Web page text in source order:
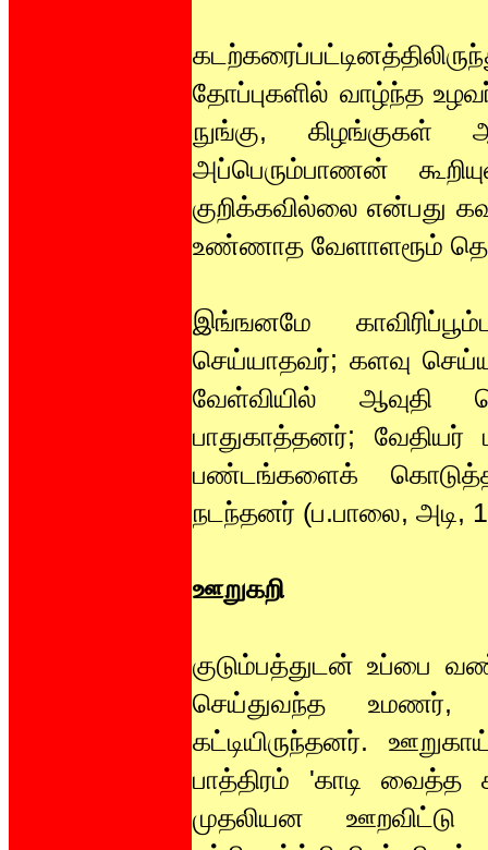
தோப்புகளில் வாழ்ந்த
நுங்கு,
அப்பெரும்பாணன்
குறிக்கவில்லை என்பது
உண்ணாத வேளாளரூம்
இங்ஙனமே
செய்யாதவர்; களவு
வேள்வியில் ஆவுதி
பாதுகாத்தனர்;
பண்டங்களைக்
நடந்தனர் (ப.பாலை, அடி,
ஊறுகறி
குடும்பத்துடன் உப்பை
செய்துவந்த உமணர்,
கட்டியிருந்தனர்.
பாத்திரம் 'காடி வைத்த
முதலியன